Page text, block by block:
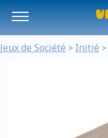
Jeux de Société > Initié >